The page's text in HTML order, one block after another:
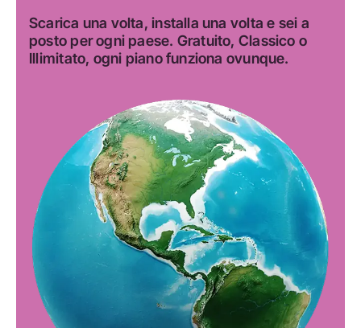
Scarica una volta, installa una volta e sei a
posto per ogni paese. Gratuito, Classico o
Illimitato, ogni piano funziona ovunque.